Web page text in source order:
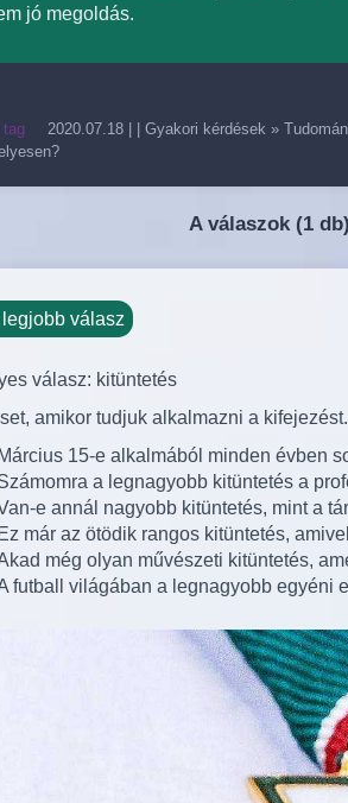
jó megoldás.
tag 2020.07.18 Gyakori kérdések »
A válaszok (1 db)
legjobb válasz
válasz: kitüntetés
amikor tudjuk alkalmazni a kifejezést.
Március 15-e alkalmából minden évben
a legnagyobb kitüntetés a
e annál nagyobb kitüntetés, mint a
Ez már az ötödik rangos kitüntetés,
még olyan művészeti kitüntetés,
futball világában a legnagyobb egyéni